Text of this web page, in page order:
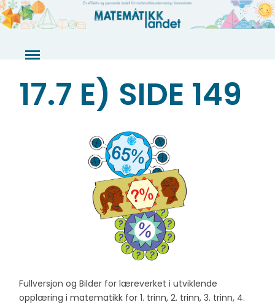
Skip
to
17.7 E) SIDE 149
Fullversjon og Bilder for læreverket i utviklende
opplæring i matematikk for 1. trinn, 2. trinn, 3. trinn, 4.